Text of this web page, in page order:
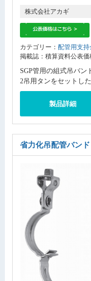
株式会社アカギ
カテゴリー： 配管用支持
掲載誌：積算資料公表
SGP管用の組式吊バン
2吊用タンをセットし
製品詳細
省力化吊配管バンド